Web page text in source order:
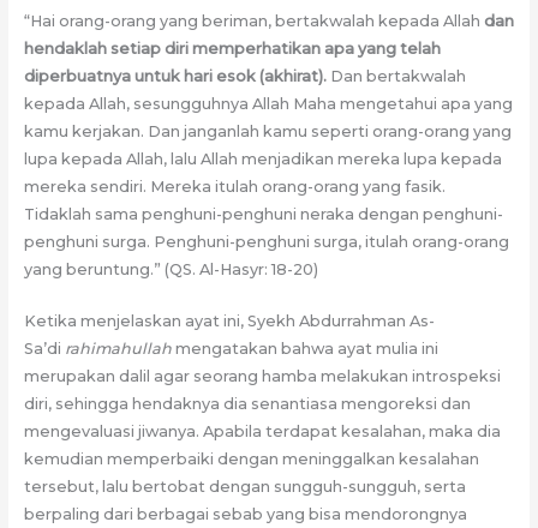
“Hai orang-orang yang beriman, bertakwalah kepada Allah dan
hendaklah setiap diri memperhatikan apa yang telah
diperbuatnya untuk hari esok (akhirat).Dan bertakwalah
kepada Allah, sesungguhnya Allah Maha mengetahui apa yang
kamu kerjakan. Dan janganlah kamu seperti orang-orang yang
lupa kepada Allah, lalu Allah menjadikan mereka lupa kepada
mereka sendiri. Mereka itulah orang-orang yang fasik.
Tidaklah sama penghuni-penghuni neraka dengan penghuni-
penghuni surga. Penghuni-penghuni surga, itulah orang-orang
yang beruntung.” (QS. Al-Hasyr: 18-20)
Ketika menjelaskan ayat ini, Syekh Abdurrahman As-
Sa’di rahimahullah mengatakan bahwa ayat mulia ini
merupakan dalil agar seorang hamba melakukan introspeksi
diri, sehingga hendaknya dia senantiasa mengoreksi dan
mengevaluasi jiwanya. Apabila terdapat kesalahan, maka dia
kemudian memperbaiki dengan meninggalkan kesalahan
tersebut, lalu bertobat dengan sungguh-sungguh, serta
berpaling dari berbagai sebab yang bisa mendorongnya